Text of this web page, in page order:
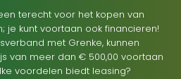
terecht voor het kopen van
je kunt voortaan ook financieren!
met Grenke, kunnen
van meer dan € 500,00 voortaan
voordelen biedt leasing?